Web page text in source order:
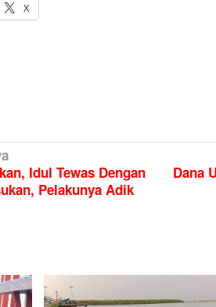
X
Idul Tewas Dengan
Pelakunya Adik
Dana